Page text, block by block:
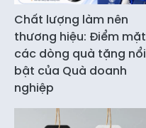
Chất lượng làm nên
thương hiệu: Điểm mặt
các dòng quà tặng nổi
bật của Quà doanh
nghiệp